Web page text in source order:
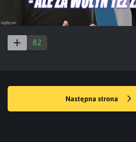
82
Następna strona